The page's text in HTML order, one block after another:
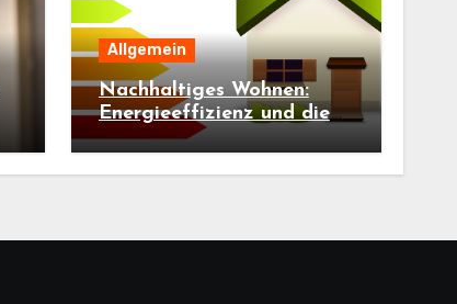
Allgemein
Nachhaltiges Wohnen:
Energieeffizienz und die
Rolle der
Bauwerksdiagnostik